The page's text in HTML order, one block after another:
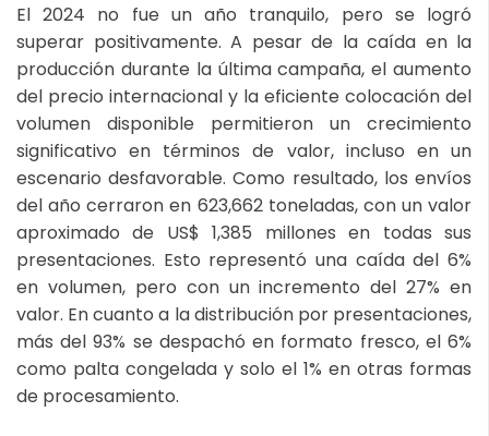
El 2024 no fue un año tranquilo, pero se logró
superar positivamente. A pesar de la caída en la
producción durante la última campaña, el aumento
del precio internacional y la eficiente colocación del
volumen disponible permitieron un crecimiento
significativo en términos de valor, incluso en un
escenario desfavorable. Como resultado, los envíos
del año cerraron en 623,662 toneladas, con un valor
aproximado de US$ 1,385 millones en todas sus
presentaciones. Esto representó una caída del 6%
en volumen, pero con un incremento del 27% en
valor. En cuanto a la distribución por presentaciones,
más del 93% se despachó en formato fresco, el 6%
como palta congelada y solo el 1% en otras formas
de procesamiento.